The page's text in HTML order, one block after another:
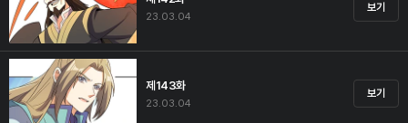
23.03.04
보기
제143화
23.03.04
보기